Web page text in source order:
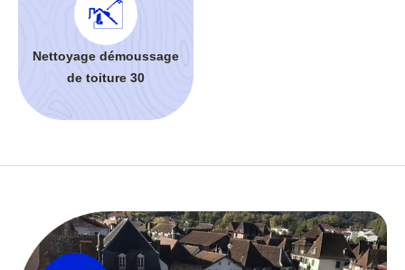
Nettoyage démoussage
de toiture 30